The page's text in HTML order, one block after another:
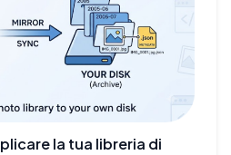
la tua libreria di